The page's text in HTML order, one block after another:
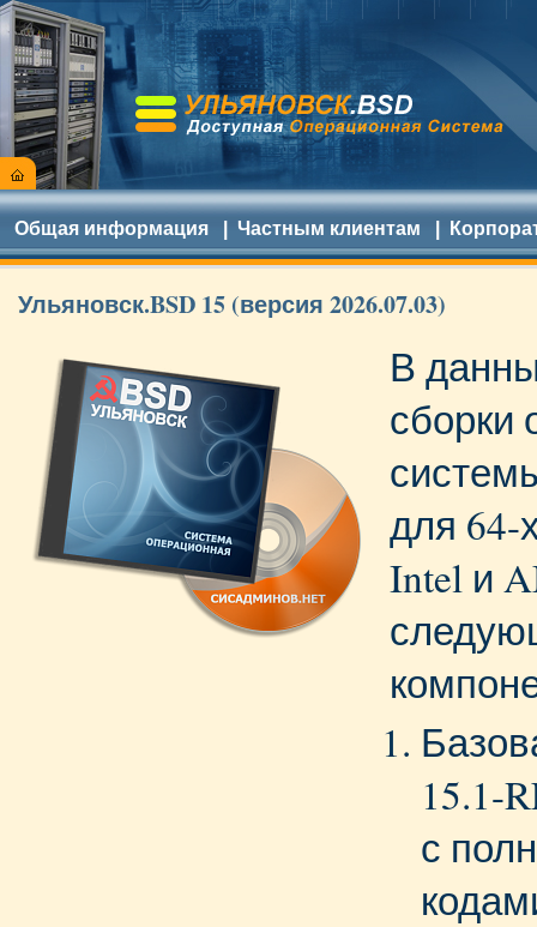
Общая информация Частным клиентам
Ульяновск.BSD 15 (версия 2026.07.03)
В
сборки
для
Intel и
15.1-
с